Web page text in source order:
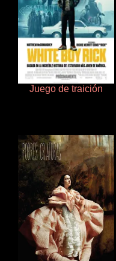
Juego de traición